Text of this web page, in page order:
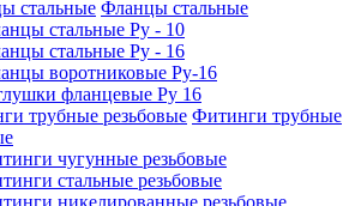
Фланцы стальные
стальные Ру - 10
стальные Ру - 16
воротниковые Ру-16
фланцевые Ру 16
Фитинги трубные
чугунные резьбовые
стальные резьбовые
никелированные резьбовые